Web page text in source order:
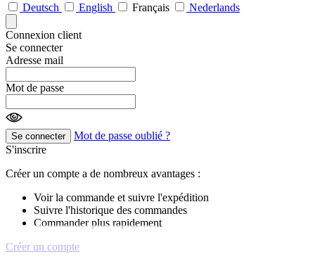
Deutsch
English Français Nederlands
Connexion client
Se connecter
Adresse mail
Mot de passe
Se connecter
Mot de passe oublié ?
S'inscrire
Créer un compte a de nombreux avantages :
Voir la commande et suivre l'expédition
Suivre l'historique des commandes
Commander plus rapidement
Créer un compte